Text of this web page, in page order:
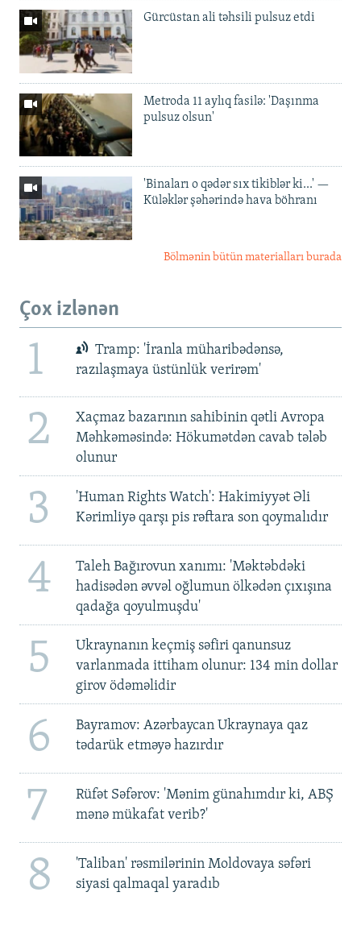
Gürcüstan ali təhsili pulsuz etdi
Metroda 11 aylıq fasilə: 'Daşınma
pulsuz olsun'
'Binaları o qədər sıx tikiblər ki...' —
Küləklər şəhərində hava böhranı
Bölmənin bütün materialları burada
Çox izlənən
1
Tramp: 'İranla müharibədənsə,
razılaşmaya üstünlük verirəm'
2
Xaçmaz bazarının sahibinin qətli Avropa
Məhkəməsində: Hökumətdən cavab tələb
olunur
3
'Human Rights Watch': Hakimiyyət Əli
Kərimliyə qarşı pis rəftara son qoymalıdır
4
Taleh Bağırovun xanımı: 'Məktəbdəki
hadisədən əvvəl oğlumun ölkədən çıxışına
qadağa qoyulmuşdu'
5
Ukraynanın keçmiş səfiri qanunsuz
varlanmada ittiham olunur: 134 min dollar
girov ödəməlidir
6
Bayramov: Azərbaycan Ukraynaya qaz
tədarük etməyə hazırdır
7
Rüfət Səfərov: 'Mənim günahımdır ki, ABŞ
mənə mükafat verib?'
8
'Taliban' rəsmilərinin Moldovaya səfəri
siyasi qalmaqal yaradıb